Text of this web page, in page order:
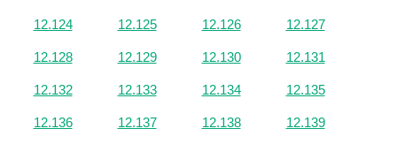
12.124 12.125 12.126 12.127
12.128 12.129 12.130 12.131
12.132 12.133 12.134 12.135
12.136 12.137 12.138 12.139